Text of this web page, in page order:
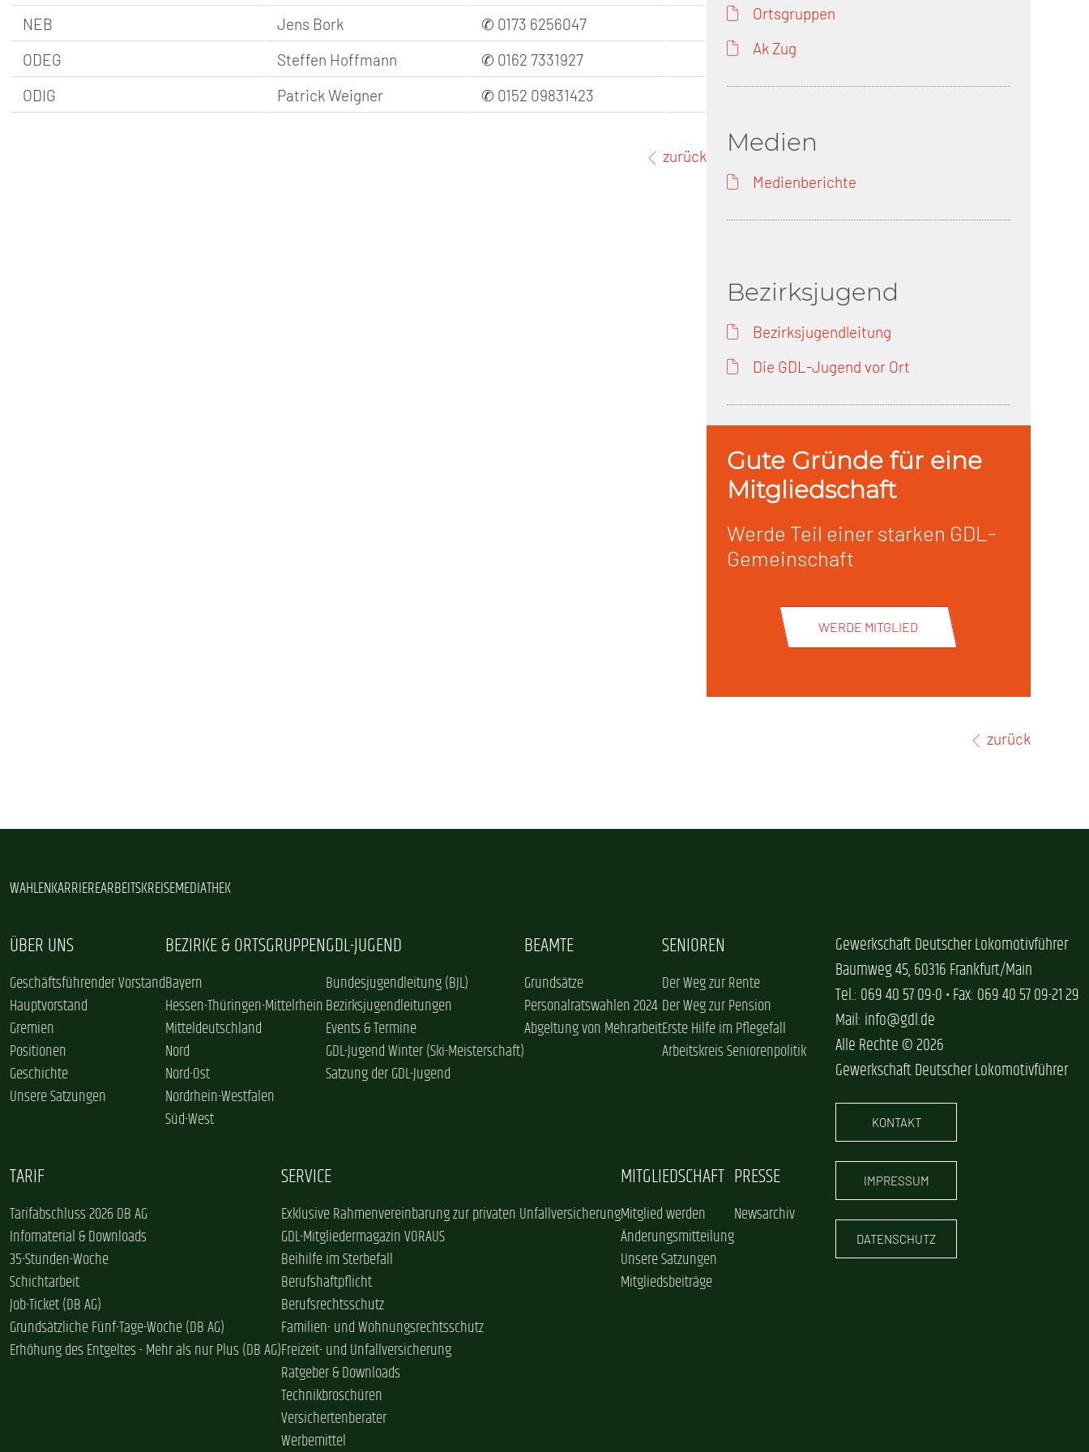
NEB
Jens Bork
✆ 0173 6256047
ODEG
Steffen Hoffmann
✆ 0162 7331927
ODIG
Patrick Weigner ✆ 0152 09831423
zurück
Ortsgruppen
Ak Zug
Medien
Medienberichte
Bezirksjugend
Bezirksjugendleitung
Die GDL-Jugend vor Ort
Gute Gründe für eine
Mitgliedschaft
Werde Teil einer starken GDL-
Gemeinschaft
WERDE MITGLIED
zurück
WAHLENKARRIEREARBEITSKREISEMEDIATHEK
ÜBER UNS
Geschäftsführender Vorstand
Hauptvorstand
Gremien
Positionen
Geschichte
Unsere Satzungen
BEZIRKE & ORTSGRUPPEN
Bayern
Hessen-Thüringen-Mittelrhein
Mitteldeutschland
Nord
Nord-Ost
Nordrhein-Westfalen
Süd-West
GDL-JUGEND
Bundesjugendleitung (BJL)
Bezirksjugendleitungen
Events & Termine
GDL-Jugend Winter (Ski-Meisterschaft)
Satzung der GDL-Jugend
BEAMTE
Grundsätze
Personalratswahlen 2024
Abgeltung von Mehrarbeit
SENIOREN
Der Weg zur Rente
Der Weg zur Pension
Erste Hilfe im Pflegefall
Arbeitskreis Seniorenpolitik
TARIF
Tarifabschluss 2026 DB AG
Infomaterial & Downloads
35-Stunden-Woche
Schichtarbeit
Job-Ticket (DB AG)
Grundsätzliche Fünf-Tage-Woche (DB AG)
Erhöhung des Entgeltes - Mehr als nur Plus (DB AG)
SERVICE
Exklusive Rahmenvereinbarung zur privaten Unfallversicherung
GDL-Mitgliedermagazin VORAUS
Beihilfe im Sterbefall
Berufshaftpflicht
Berufsrechtsschutz
Familien- und Wohnungsrechtsschutz
Freizeit- und Unfallversicherung
Ratgeber & Downloads
Technikbroschüren
Versichertenberater
Werbemittel
MITGLIEDSCHAFT
Mitglied werden
Änderungsmitteilung
Unsere Satzungen
Mitgliedsbeiträge
PRESSE
Newsarchiv
Gewerkschaft Deutscher Lokomotivführer
Baumweg 45, 60316 Frankfurt/Main
Tel.: 069 40 57 09-0 • Fax: 069 40 57 09-21 29
Mail: info@gdl.de
Alle Rechte © 2026
Gewerkschaft Deutscher Lokomotivführer
KONTAKT
IMPRESSUM
DATENSCHUTZ